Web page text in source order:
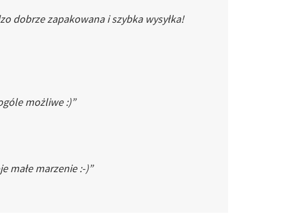
dobrze zapakowana i szybka wysyłka!
możliwe :)”
małe marzenie :-)”